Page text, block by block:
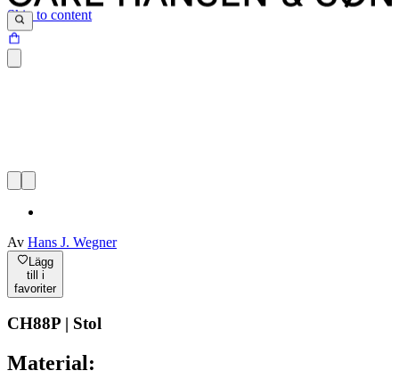
Skip to content
Av Hans J. Wegner
Lägg
till i
favoriter
CH88P | Stol
Material: